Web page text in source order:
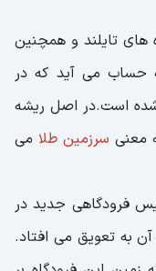
های تایلند و همچنین
حساب می آید که در
شده است.در اصل ریشه
معنی سرزمین طلا می
در فکر تاسیس فرودگاهی جدید در
آن به تعویق می افتاد.